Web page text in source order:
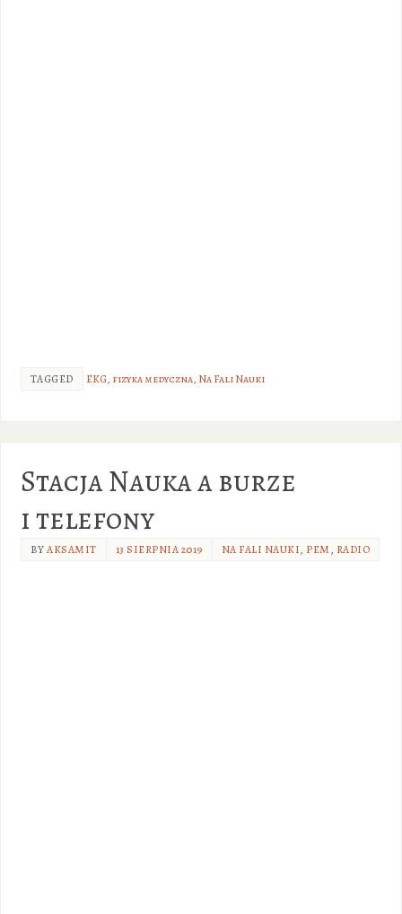
TAGGED EKG, fizyka medyczna, Na Fali Nauki
Stacja Nauka a burze
i telefony
BYAKSAMIT 13 SIERPNIA 2019 NA FALI NAUKI, PEM, RADIO